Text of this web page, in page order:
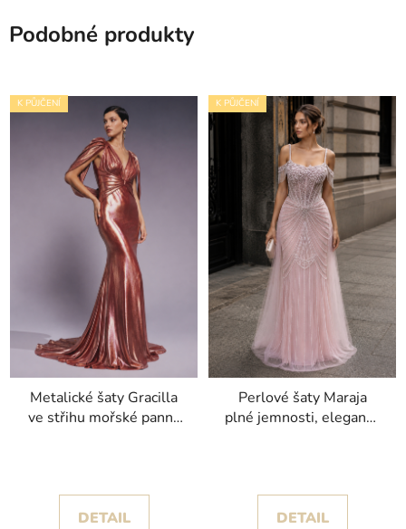
Podobné produkty
K PŮJČENÍ
Metalické šaty Gracilla
ve střihu mořské panny
DETAIL
K PŮJČENÍ
Perlové šaty Maraja
plné jemnosti, elegance
DETAIL